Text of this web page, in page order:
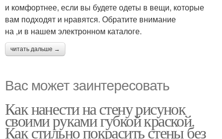
и комфортнее, если вы будете одеты в вещи, которые
вам подходят и нравятся. Обратите внимание
на ,и в нашем электронном каталоге.
читать дальше →
Вас может заинтересовать
Как нанести на стену рисунок
своими руками губкой краской.
Как стильно покрасить стены без